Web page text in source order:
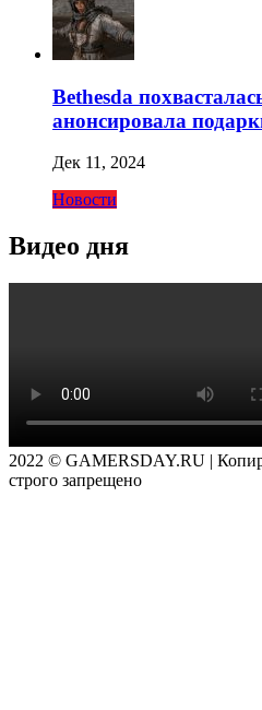
Bethesda
анонсировала
Дек 11, 2024
Новости
Видео дня
2022 © GAMERSDAY.RU |
строго запрещено